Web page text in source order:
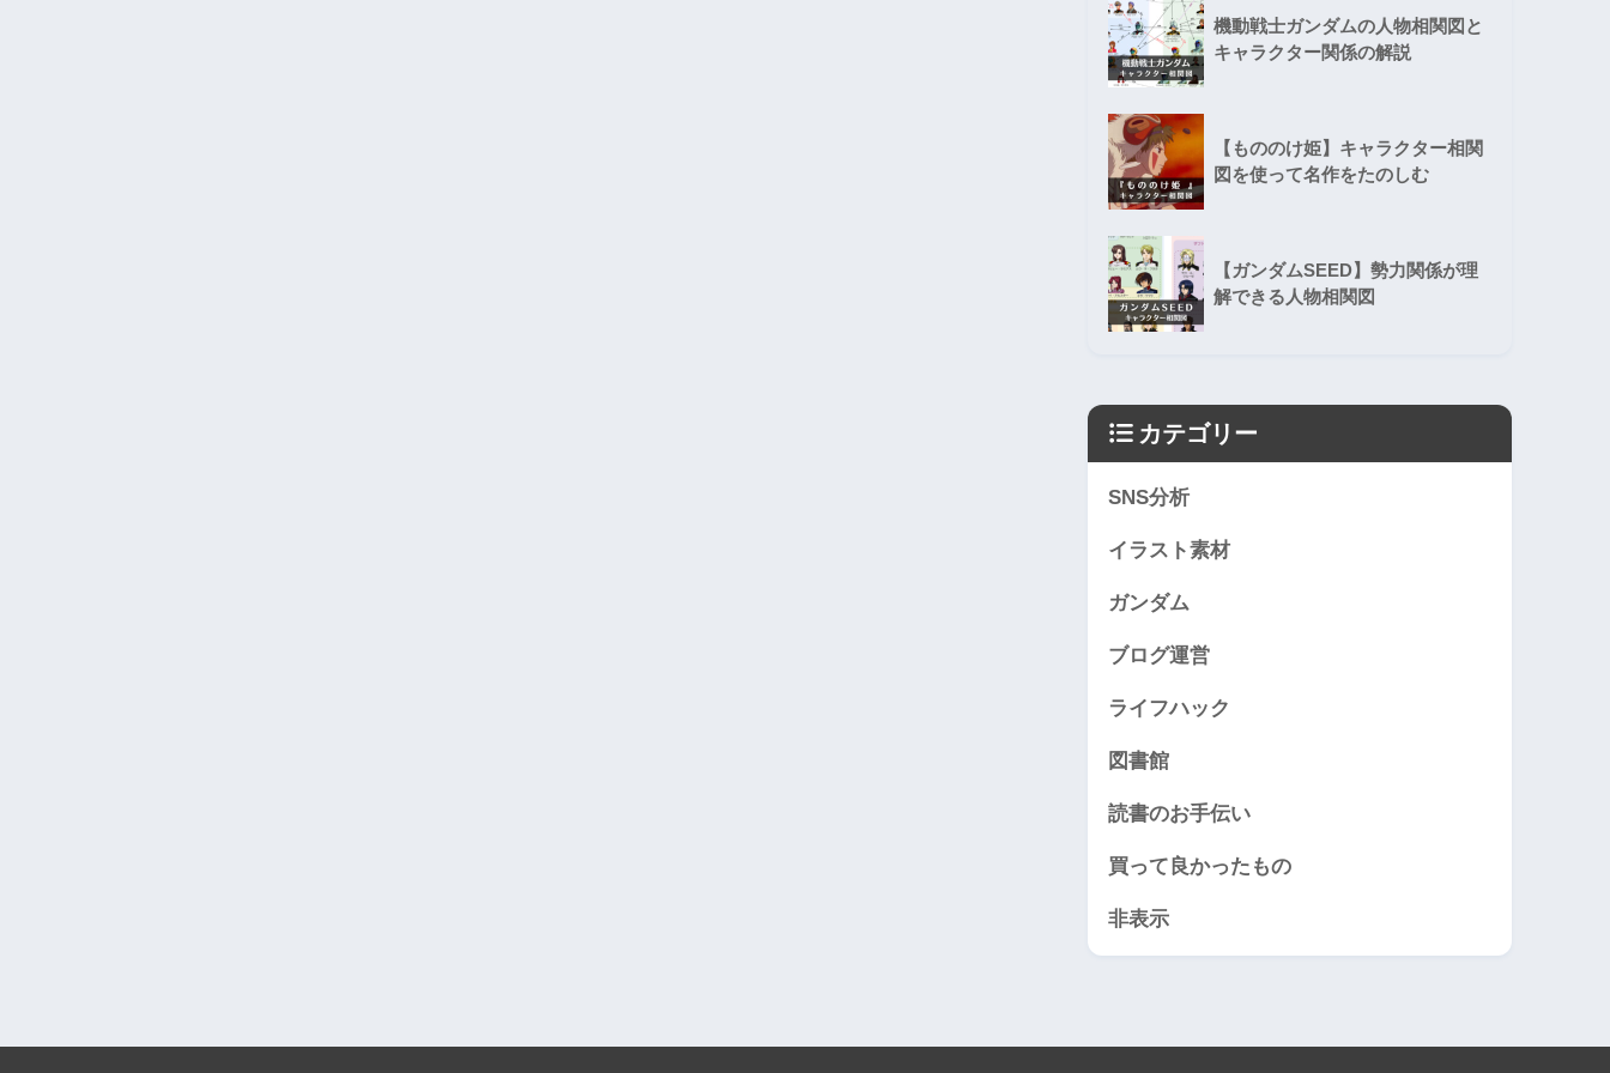
機動戦士ガンダムの人物相関図と
キャラクター関係の解説
【もののけ姫】キャラクター相関
図を使って名作をたのしむ
【ガンダムSEED】勢力関係が理
解できる人物相関図
カテゴリー
SNS分析
イラスト素材
ガンダム
ブログ運営
ライフハック
図書館
読書のお手伝い
買って良かったもの
非表示